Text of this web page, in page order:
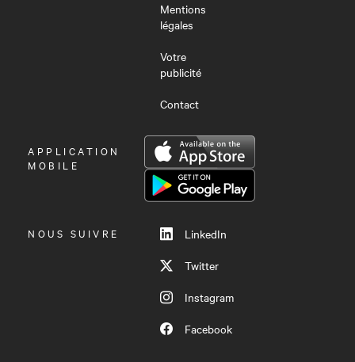
Mentions
légales
Votre
publicité
Contact
OUVRIR
LE
APPLICATION
MOBILE
NOUS SUIVRE
LinkedIn
Twitter
Instagram
Facebook